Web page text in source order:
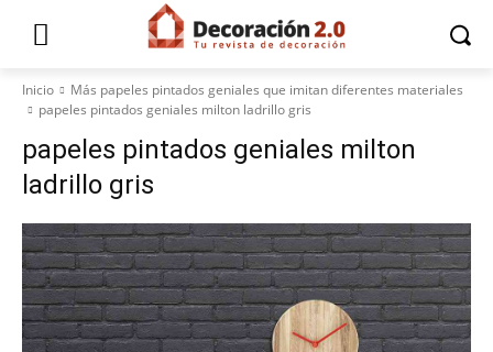
Inicio
Más papeles pintados geniales que imitan diferentes materiales
papeles pintados geniales milton ladrillo gris
papeles pintados geniales milton
ladrillo gris